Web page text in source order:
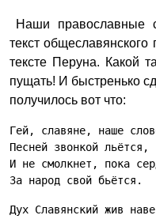
Наши православные
текст
тексте Перуна. Какой
пущать! И быстренько
получилось вот что:
Гей, славяне, наше
Песней звонкой льётся,
И не смолкнет, пока
За народ свой бьётся.
Дух Славянский жив